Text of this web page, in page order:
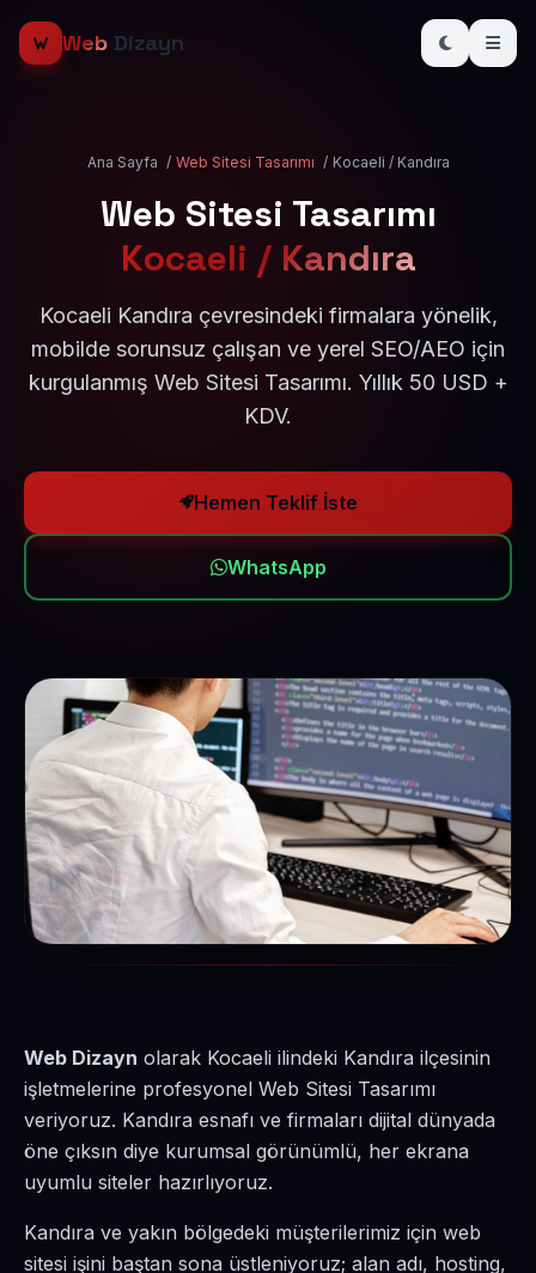
Web Dizayn
Ana Sayfa / Web Sitesi Tasarımı / Kocaeli / Kandıra
Web Sitesi Tasarımı
Kocaeli / Kandıra
Kocaeli Kandıra çevresindeki firmalara yönelik,
mobilde sorunsuz çalışan ve yerel SEO/AEO için
kurgulanmış Web Sitesi Tasarımı. Yıllık 50 USD +
KDV.
Hemen Teklif İste
WhatsApp
Web Dizayn olarak Kocaeli ilindeki Kandıra ilçesinin
işletmelerine profesyonel Web Sitesi Tasarımı
veriyoruz. Kandıra esnafı ve firmaları dijital dünyada
öne çıksın diye kurumsal görünümlü, her ekrana
uyumlu siteler hazırlıyoruz.
Kandıra ve yakın bölgedeki müşterilerimiz için web
sitesi işini baştan sona üstleniyoruz; alan adı, hosting,